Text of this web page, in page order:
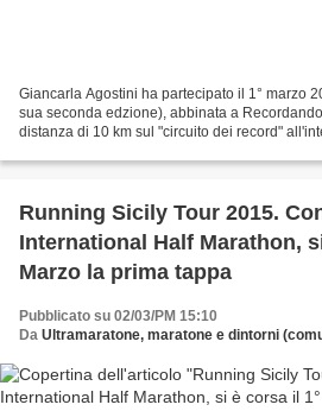
Giancarla Agostini ha partecipato il 1° marzo
sua seconda edzione), abbinata a
distanza di 10 km sul "circuito dei record"
Running Sicily Tour 2015.
International Half Marathon,
Marzo la prima tappa
Pubblicato su 02/03/PM 15:10
Da Ultramaratone, maratone e dintorni